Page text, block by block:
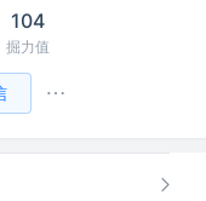
104
掘力值